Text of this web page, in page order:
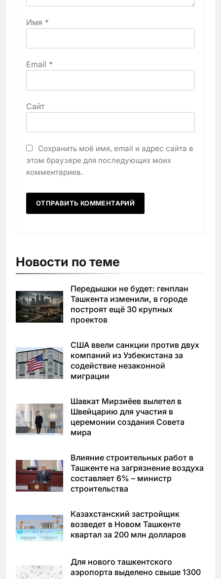
Имя *
Email *
Сайт
Сохранить моё имя, email и адрес сайта в
этом браузере для последующих моих
комментариев.
Новости по теме
Передышки не будет: генплан
Ташкента изменили, в городе
построят ещё 30 крупных
проектов
США ввели санкции против двух
компаний из Узбекистана за
содействие незаконной
миграции
Шавкат Мирзиёев вылетел в
Швейцарию для участия в
церемонии создания Совета
мира
Влияние строительных работ в
Ташкенте на загрязнение воздуха
составляет 6% – министр
строительства
Казахстанский застройщик
возведет в Новом Ташкенте
квартал за 200 млн долларов
Для нового ташкентского
аэропорта выделено свыше 1300